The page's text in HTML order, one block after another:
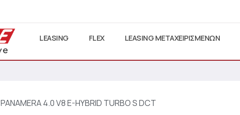
LEASING FLEX LEASING ΜΕΤΑΧΕΙΡΙΣΜΕΝΩΝ
PANAMERA 4.0 V8 E-HYBRID TURBO S DCT